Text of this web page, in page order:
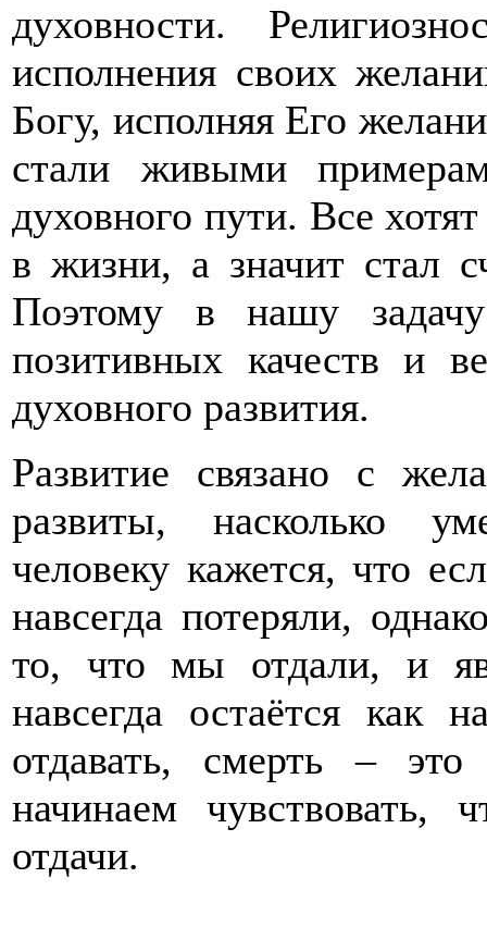
духовности.
исполнения своих
Богу, исполняя Его
стали живыми
духовного пути. Все
в жизни, а значит стал
Поэтому в нашу
позитивных качеств и
духовного развития.
Развитие связано с
развиты, насколько
человеку кажется, что
навсегда потеряли,
то, что мы отдали, и
навсегда остаётся как
отдавать, смерть –
начинаем чувствовать,
отдачи.